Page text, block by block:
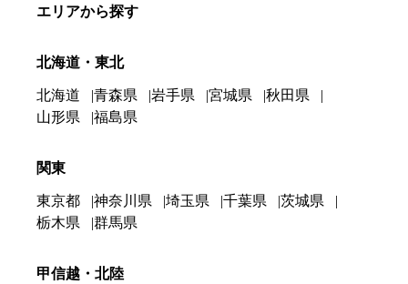
エリアから探す
北海道・東北
北海道 青森県 岩手県 宮城県
秋田県
山形県
福島県
関東
東京都 神奈川県 埼玉県 千葉県
茨城県
栃木県
群馬県
甲信越・北陸